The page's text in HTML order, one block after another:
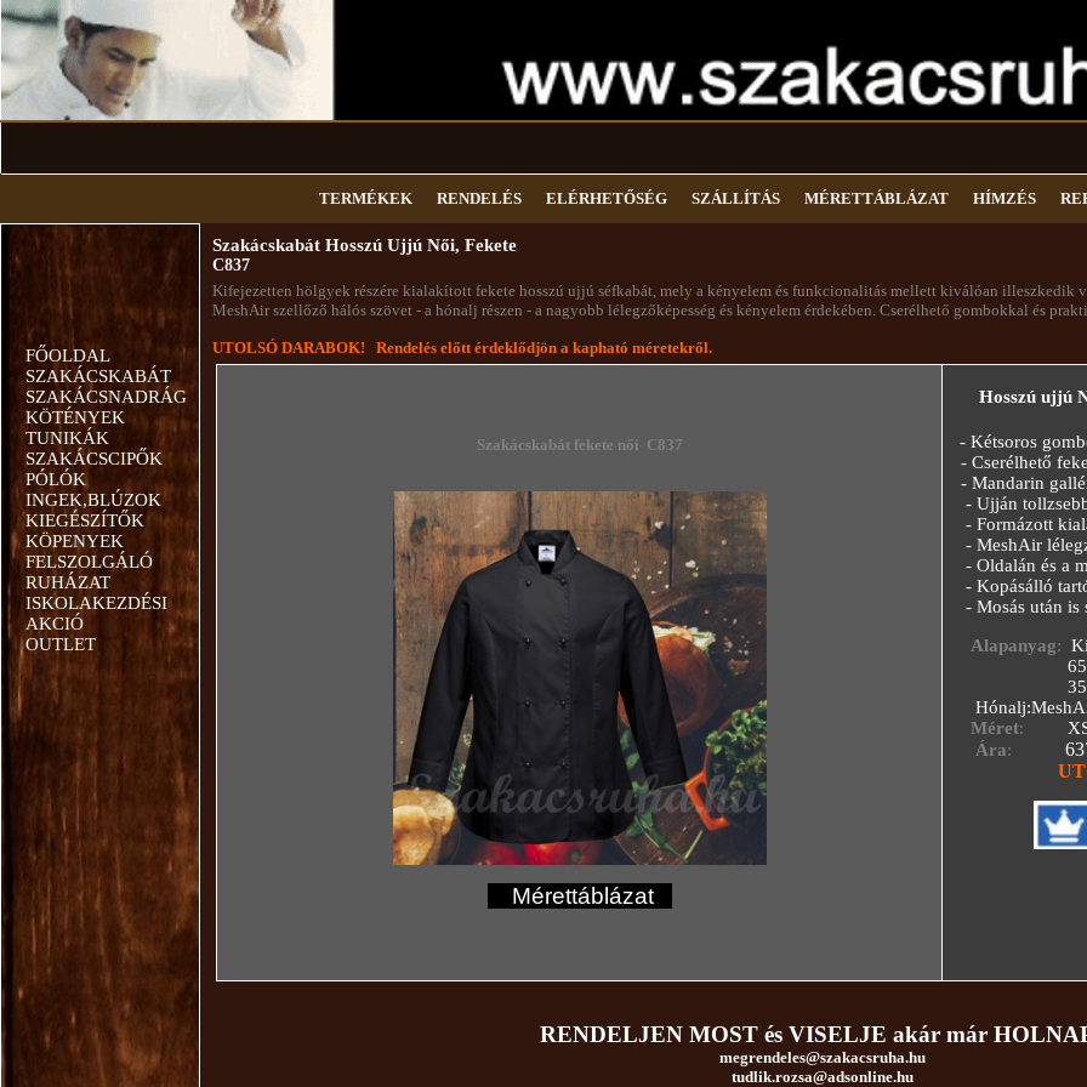
TERMÉKEK
RENDELÉS ELÉRHETŐSÉG SZÁLLÍTÁS MÉRETTÁBLÁZAT HÍMZÉS
FŐOLDAL
SZAKÁCSKABÁT
SZAKÁCSNADRÁG
KÖTÉNYEK
TUNIKÁK
SZAKÁCSCIPŐK
PÓLÓK
INGEK,BLÚZOK
KIEGÉSZÍTŐK
KÖPENYEK
FELSZOLGÁLÓ
RUHÁZAT
ISKOLAKEZDÉSI
AKCIÓ
OUTLET
Szakácskabát Hosszú Ujjú Női, Fekete
C837
Kifejezetten hölgyek részére kialakított fekete hosszú ujjú séfkabát, mely a kényelem és funkcionalitás mellett kiválóan illeszkedik
MeshAir szellőző hálós szövet - a hónalj részen - a nagyobb lélegzőképesség és kényelem érdekében. Cserélhető gombokkal és
UTOLSÓ DARABOK! Rendelés előtt érdeklődjön a kapható méretekről.
Szakácskabát fekete női C837
Mérettáblázat
Hosszú ujjú
- Kétsoros
- Cserélhető
- Mandarin
- Ujján
- Formázott
- MeshAir
- Oldalán és a
- Kopásálló
- Mosás után is
Alapanyag:
65%
35%
Méret:
Ára:
RENDELJEN MOST és VISELJE akár már
megrendeles@szakacsruha.hu
tudlik.rozsa@adsonline.hu